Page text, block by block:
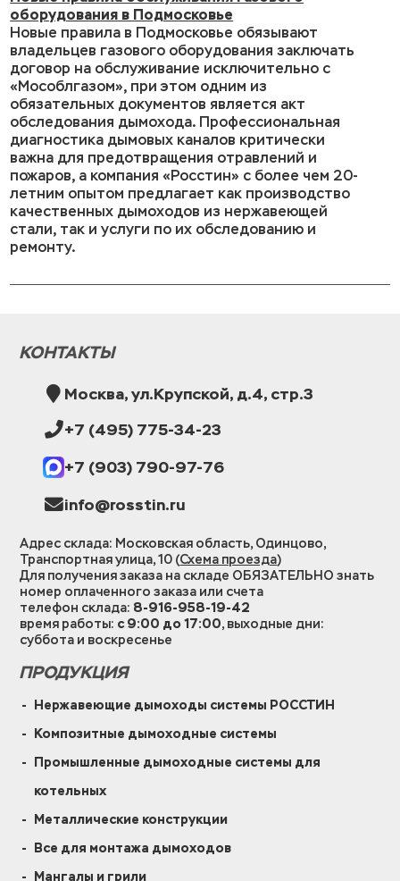
оборудования в Подмосковье
Новые правила в Подмосковье обязывают
владельцев газового оборудования заключать
договор на обслуживание исключительно с
«Мособлгазом», при этом одним из
обязательных документов является акт
обследования дымохода. Профессиональная
диагностика дымовых каналов критически
важна для предотвращения отравлений и
пожаров, а компания «Росстин» с более чем 20-
летним опытом предлагает как производство
качественных дымоходов из нержавеющей
стали, так и услуги по их обследованию и
ремонту.
КОНТАКТЫ
Москва, ул.Крупской, д.4, стр.3
+7 (495) 775-34-23
+7 (903) 790-97-76
info@rosstin.ru
Адрес склада: Московская область, Одинцово,
Транспортная улица, 10 (Схема проезда)
Для получения заказа на складе ОБЯЗАТЕЛЬНО знать
номер оплаченного заказа или счета
телефон склада: 8-916-958-19-42
время работы: с 9:00 до 17:00, выходные дни:
суббота и воскресенье
ПРОДУКЦИЯ
Нержавеющие дымоходы системы РОССТИН
Композитные дымоходные системы
Промышленные дымоходные системы для
котельных
Металлические конструкции
Все для монтажа дымоходов
Мангалы и грили